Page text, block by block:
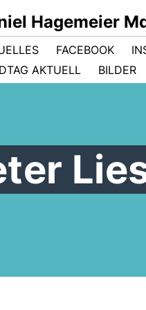
Hagemeier
FACEBOOK
AKTUELL
BILDER